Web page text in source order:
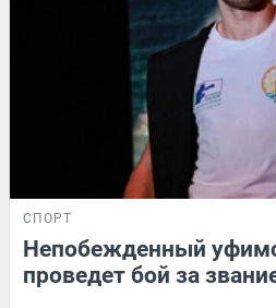
СПОРТ
Непобежденный
проведет бой за